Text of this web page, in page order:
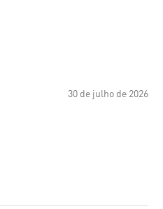
30 de julho de 2026